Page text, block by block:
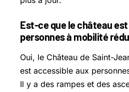
Est-ce que le château
personnes à mobilité
Oui, le Château de Saint-
est accessible aux
Il y a des rampes et des